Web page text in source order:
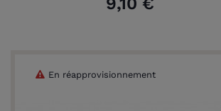
En réapprovisionnement